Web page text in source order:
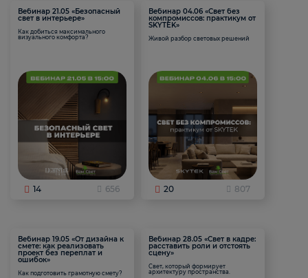
Вебинар 21.05 «Безопасный
свет в интерьере»
Как добиться максимального
визуального комфорта?
14 656
Вебинар 04.06 «Свет без
компромиссов: практикум от
SKYTEK»
Живой разбор световых решений
20 807
Вебинар 19.05 «От дизайна к
смете: как реализовать
проект без переплат и
ошибок»
Как подготовить грамотную смету?
Вебинар 28.05 «Свет в кадре:
расставить роли и отстоять
сцену»
Свет, который формирует
архитектуру пространства.